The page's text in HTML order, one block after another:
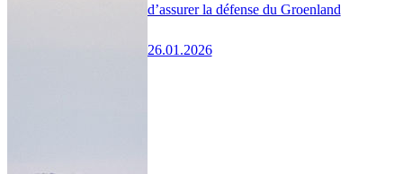
d’assurer la défense du Groenland
26.01.2026